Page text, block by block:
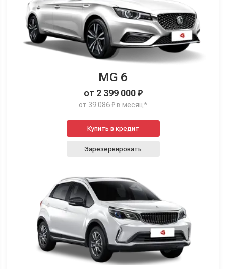
MG 6
от 2 399 000 ₽
от 39 086 ₽ в месяц*
Купить в кредит
Зарезервировать